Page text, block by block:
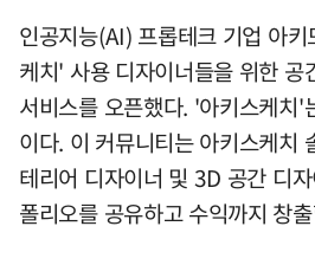
인공지능(AI) 프롭테크 기업 아
케치' 사용 디자이너들을 위한 공
서비스를 오픈했다. '아키스케치'
이다. 이 커뮤니티는 아키스케치
테리어 디자이너 및 3D 공간 디
폴리오를 공유하고 수익까지 창